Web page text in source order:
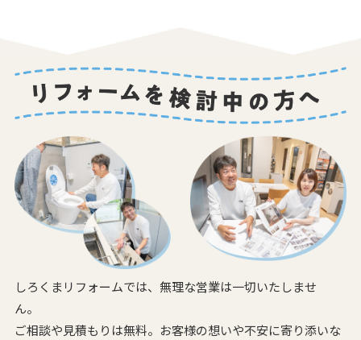
しろくまリフォームでは、無理な営業は一切いたしませ
ん。
ご相談や見積もりは無料。お客様の想いや不安に寄り添いな